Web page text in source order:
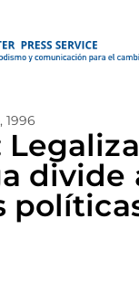
1996
divide